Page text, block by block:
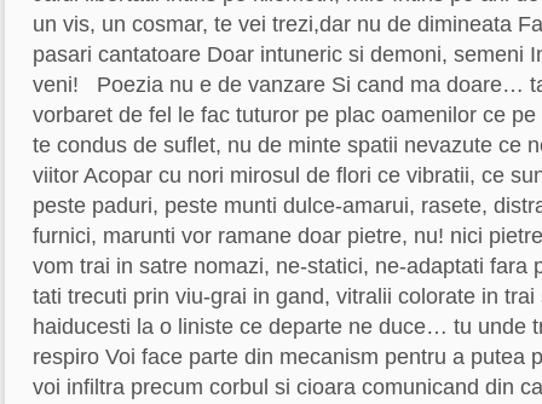
un vis, un cosmar, te vei trezi,dar nu de dimineata
pasari cantatoare Doar intuneric si demoni, semeni
veni! Poezia nu e de vanzare Si cand ma doare…
vorbaret de fel le fac tuturor pe plac oamenilor ce
te condus de suflet, nu de minte spatii nevazute ce
viitor Acopar cu nori mirosul de flori ce vibratii, ce
peste paduri, peste munti dulce-amarui, rasete,
furnici, marunti vor ramane doar pietre, nu! nici
vom trai in satre nomazi, ne-statici, ne-adaptati fara
tati trecuti prin viu-grai in gand, vitralii colorate in
haiducesti la o liniste ce departe ne duce… tu unde
respiro Voi face parte din mecanism pentru a putea
voi infiltra precum corbul si cioara comunicand din